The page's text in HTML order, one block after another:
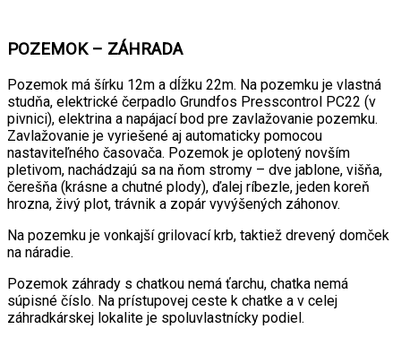
POZEMOK – ZÁHRADA
Pozemok má šírku 12m a dĺžku 22m. Na pozemku je vlastná
studňa, elektrické čerpadlo Grundfos Presscontrol PC22 (v
pivnici), elektrina a napájací bod pre zavlažovanie pozemku.
Zavlažovanie je vyriešené aj automaticky pomocou
nastaviteľného časovača. Pozemok je oplotený novším
pletivom, nachádzajú sa na ňom stromy – dve jablone, višňa,
čerešňa (krásne a chutné plody), ďalej ríbezle, jeden koreň
hrozna, živý plot, trávnik a zopár vyvýšených záhonov.
Na pozemku je vonkajší grilovací krb, taktiež drevený domček
na náradie.
Pozemok záhrady s chatkou nemá ťarchu, chatka nemá
súpisné číslo. Na prístupovej ceste k chatke a v celej
záhradkárskej lokalite je spoluvlastnícky podiel.